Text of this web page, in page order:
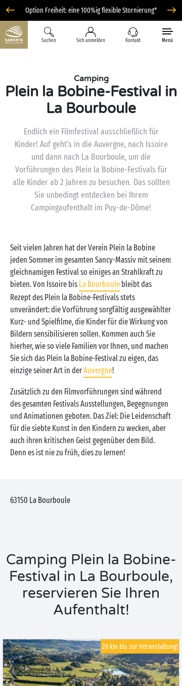
Option Freiheit: eine 100%ig flexible Stornierung*
Suchen Sich anmelden Kontakt Menü
Camping
Plein la Bobine-Festival in
La Bourboule
Endlich ein Filmfestival ausschließlich für
Kinder! Auf geht‘s in die Auvergne, nach Issoire
und dann nach La Bourboule, um die
Vorführungen des Plein la Bobine-Festivals für
alle Kinder ab 2 Jahren zu besuchen. Das sollten
Sie unbedingt entdecken bei Ihrem
Campingaufenthalt im Puy-de-Dôme!
Seit vielen Jahren hat der Verein Plein la Bobine
jeden Sommer im gesamten Sancy-Massiv mit seinem
gleichnamigen Festival so einiges an Strahlkraft zu
bieten. Von Issoire bis La Bourboule bleibt das
Rezept des Plein la Bobine-Festivals stets
unverändert: die Vorführung sorgfältig ausgewählter
Kurz- und Spielfilme, die Kinder für die Wirkung von
Bildern sensibilisieren sollen. Kommen auch Sie
hierher, wie so viele Familien vor Ihnen, und machen
Sie sich das Plein la Bobine-Festival zu eigen, das
einzige seiner Art in derAuvergne!
Zusätzlich zu den Filmvorführungen sind während
des gesamten Festivals Ausstellungen, Begegnungen
und Animationen geboten. Das Ziel: Die Leidenschaft
für die siebte Kunst in den Kindern zu wecken, aber
auch ihren kritischen Geist gegenüber dem Bild.
Denn es ist nie zu früh, dies zu lernen!
63150 La Bourboule
Camping Plein la Bobine-
Festival in La Bourboule,
reservieren Sie Ihren
Aufenthalt!
26 km bis zur Veranstaltung!